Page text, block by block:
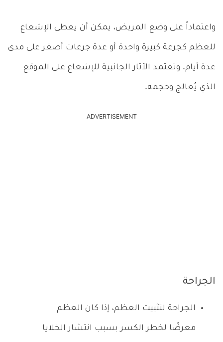
واعتماداً على وضع المريض، يمكن أن يعطى الإشعاع
للعظم كجرعة كبيرة واحدة أو عدة جرعات أصغر على مدى
عدة أيام. وتعتمد الآثار الجانبية للإشعاع على الموقع
الذي يُعالج وحجمه.
ADVERTISEMENT
الجراحة
الجراحة لتثبيت العظم، إذا كان العظم
معرضًا لخطر الكسر بسبب انتشار الخلايا